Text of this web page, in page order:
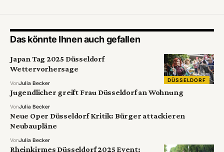
Das könnte Ihnen auch gefallen
DÜSSELDORF
Japan Tag 2025 Düsseldorf
Wettervorhersage
VonJulia Becker
Jugendlicher greift Frau Düsseldorf an Wohnung
VonJulia Becker
Neue Oper Düsseldorf Kritik: Bürger attackieren
Neubaupläne
VonJulia Becker
Rheinkirmes Düsseldorf 2025 Event: